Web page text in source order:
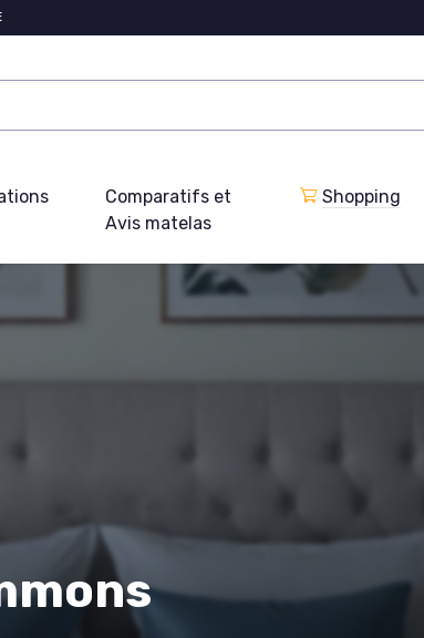
Comparatifs et
Avis matelas
Shopping